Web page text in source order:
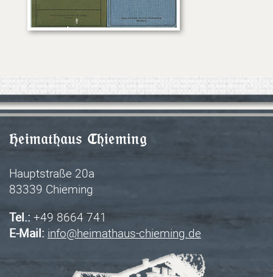
Heimathaus Chieming
Hauptstraße 20a
83339 Chieming
Tel.: +49 8664 741
E-Mail: